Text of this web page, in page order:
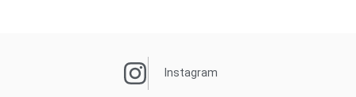
Instagram